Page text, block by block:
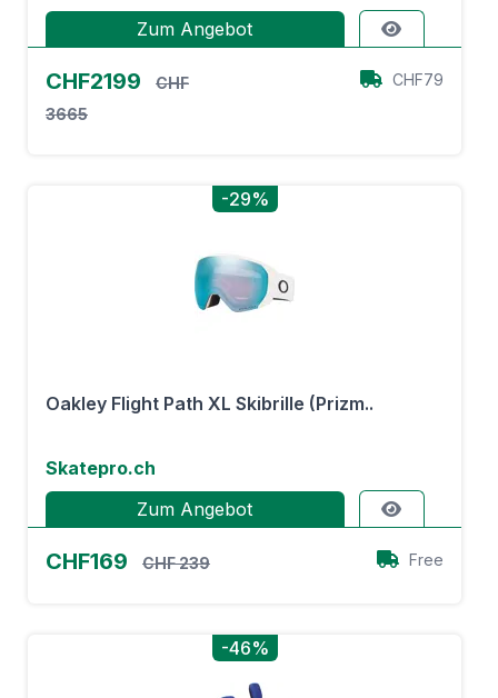
Zum Angebot
CHF2199
CHF
3665
CHF79
-29%
Oakley Flight Path XL Skibrille (Prizm..
Skatepro.ch
Zum Angebot
CHF169 CHF 239 Free
-46%